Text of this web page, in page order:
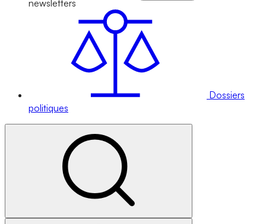
newsletters
Dossiers
politiques